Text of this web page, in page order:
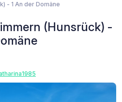
- 1 An der Domäne
(Hunsrück) -